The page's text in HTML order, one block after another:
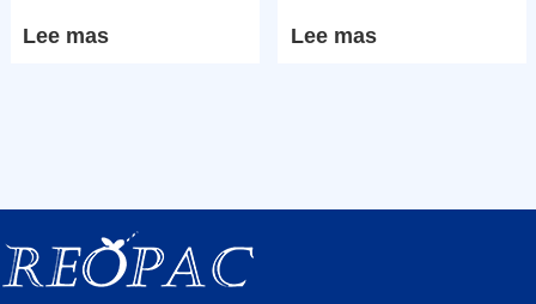
tiene superioridad en los siguientes
Lee mas máquina automática de envoltura de
Lee mas